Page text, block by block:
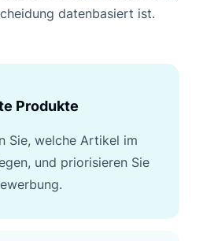
datenbasiert ist.
Produkte
Sie, welche Artikel im
und priorisieren Sie